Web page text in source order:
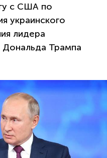
с США по
украинского
лидера
Дональда Трампа